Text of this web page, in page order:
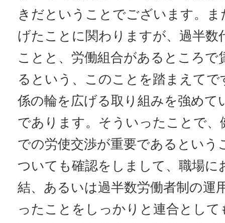
きだということでございます。
げたことに関わりますが、過半数
ことと、労働組合があるところで
るという、このことを踏まえてで
係の輪を広げる取り組みを強めて
であります。そういったことで、
での労使交渉が重要であるという
ついても確認をしまして、職場に
結、あるいは過半数労働者制の運
ったことをしっかりと連合とし